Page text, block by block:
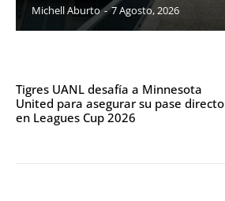
Michell Aburto - 7 Agosto, 2026
Tigres UANL desafía a Minnesota
United para asegurar su pase directo
en Leagues Cup 2026